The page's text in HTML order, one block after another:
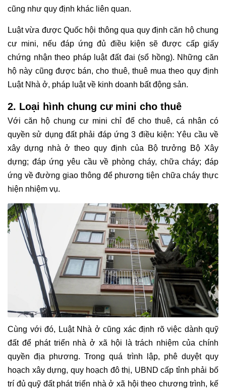
cũng như quy định khác liên quan.
Luật vừa được Quốc hội thông qua quy định căn hộ chung
cư mini, nếu đáp ứng đủ điều kiện sẽ được cấp giấy
chứng nhận theo pháp luật đất đai (sổ hồng). Những căn
hộ này cũng được bán, cho thuê, thuê mua theo quy định
Luật Nhà ở, pháp luật về kinh doanh bất động sản.
2. Loại hình chung cư mini cho thuê
Với căn hộ chung cư mini chỉ để cho thuê, cá nhân có
quyền sử dụng đất phải đáp ứng 3 điều kiện: Yêu cầu về
xây dựng nhà ở theo quy định của Bộ trưởng Bộ Xây
dựng; đáp ứng yêu cầu về phòng cháy, chữa cháy; đáp
ứng về đường giao thông để phương tiện chữa cháy thực
hiện nhiệm vụ.
Cùng với đó, Luật Nhà ở cũng xác định rõ việc dành quỹ
đất để phát triển nhà ở xã hội là trách nhiệm của chính
quyền địa phương. Trong quá trình lập, phê duyệt quy
hoạch xây dựng, quy hoạch đô thị, UBND cấp tỉnh phải bố
trí đủ quỹ đất phát triển nhà ở xã hội theo chương trình, kế